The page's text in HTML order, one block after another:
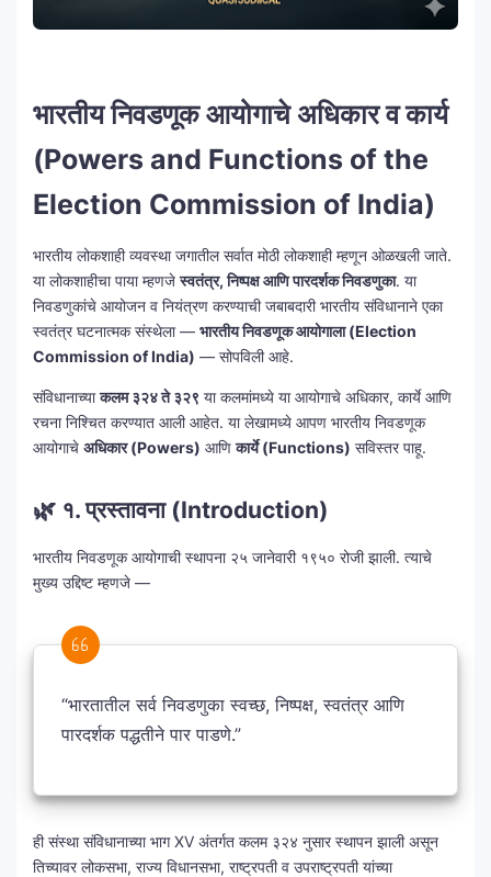
भारतीय निवडणूक आयोगाचे अधिकार व कार्य
(Powers and Functions of the
Election Commission of India)
भारतीय लोकशाही व्यवस्था जगातील सर्वात मोठी लोकशाही म्हणून ओळखली जाते.
या लोकशाहीचा पाया म्हणजेस्वतंत्र, निष्पक्ष आणि पारदर्शक निवडणुका. या
निवडणुकांचे आयोजन व नियंत्रण करण्याची जबाबदारी भारतीय संविधानाने एका
स्वतंत्र घटनात्मक संस्थेला — भारतीय निवडणूक आयोगाला (Election
Commission of India) — सोपविली आहे.
संविधानाच्याकलम ३२४ ते ३२९ या कलमांमध्ये या आयोगाचे अधिकार, कार्ये आणि
रचना निश्चित करण्यात आली आहेत. या लेखामध्ये आपण भारतीय निवडणूक
आयोगाचे अधिकार (Powers) आणिकार्ये (Functions) सविस्तर पाहू.
🌿 १. प्रस्तावना (Introduction)
भारतीय निवडणूक आयोगाची स्थापना २५ जानेवारी १९५० रोजी झाली. त्याचे
मुख्य उद्दिष्ट म्हणजे —
“भारतातील सर्व निवडणुका स्वच्छ, निष्पक्ष, स्वतंत्र आणि
पारदर्शक पद्धतीने पार पाडणे.”
ही संस्था संविधानाच्या भाग XV अंतर्गत कलम ३२४ नुसार स्थापन झाली असून
तिच्यावर लोकसभा, राज्य विधानसभा, राष्ट्रपती व उपराष्ट्रपती यांच्या